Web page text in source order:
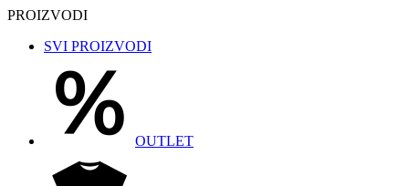
PROIZVODI
SVI PROIZVODI
OUTLET